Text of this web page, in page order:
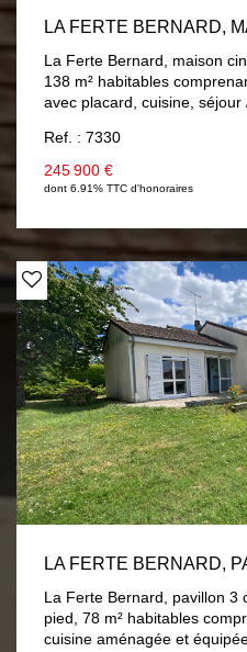
La Ferte Bernard, maison cinq
138 m² habitables
avec placard, cuisine,
wc. Double vitrage PVC,
Sous-sol : buanderie, atelier et un
clos avec trois garages.
Ref. : 7330
245 900 €
dont 6.91% TTC d'honoraires
LA FERTE BERNARD,
La Ferte Bernard, pavillon 3
pied, 78 m² habitables
cuisine aménagée et